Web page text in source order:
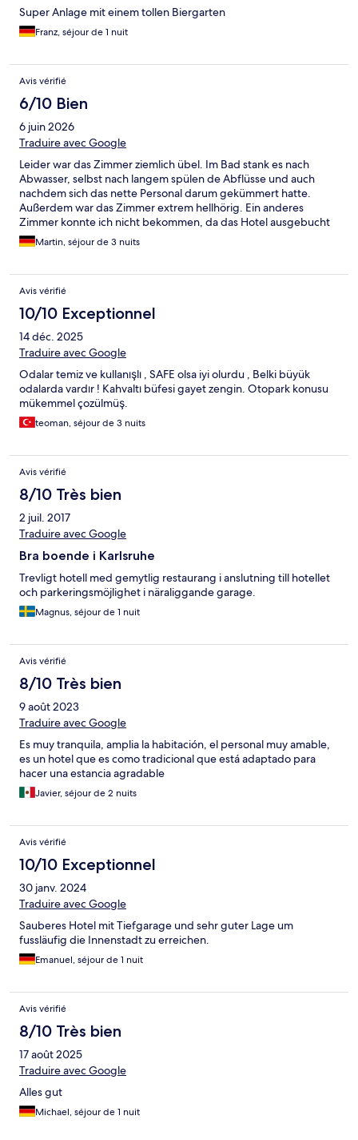
Super Anlage mit einem tollen Biergarten
Franz, séjour de 1 nuit
Avis vérifié
6/10 Bien
6 juin 2026
Traduire avec Google
Leider war das Zimmer ziemlich übel. Im Bad stank es nach
Abwasser, selbst nach langem spülen de Abflüsse und auch
nachdem sich das nette Personal darum gekümmert hatte.
Außerdem war das Zimmer extrem hellhörig. Ein anderes
Zimmer konnte ich nicht bekommen, da das Hotel ausgebucht
war. Die Angestellten waren dennoch sehr nett und bemüht.
Martin, séjour de 3 nuits
Avis vérifié
10/10 Exceptionnel
14 déc. 2025
Traduire avec Google
Odalar temiz ve kullanışlı , SAFE olsa iyi olurdu , Belki büyük
odalarda vardır ! Kahvaltı büfesi gayet zengin. Otopark konusu
mükemmel çozülmüş.
teoman, séjour de 3 nuits
Avis vérifié
8/10 Très bien
2 juil. 2017
Traduire avec Google
Bra boende i Karlsruhe
Trevligt hotell med gemytlig restaurang i anslutning till hotellet
och parkeringsmöjlighet i näraliggande garage.
Magnus, séjour de 1 nuit
Avis vérifié
8/10 Très bien
9 août 2023
Traduire avec Google
Es muy tranquila, amplia la habitación, el personal muy amable,
es un hotel que es como tradicional que está adaptado para
hacer una estancia agradable
Javier, séjour de 2 nuits
Avis vérifié
10/10 Exceptionnel
30 janv. 2024
Traduire avec Google
Sauberes Hotel mit Tiefgarage und sehr guter Lage um
fussläufig die Innenstadt zu erreichen.
Emanuel, séjour de 1 nuit
Avis vérifié
8/10 Très bien
17 août 2025
Traduire avec Google
Alles gut
Michael, séjour de 1 nuit